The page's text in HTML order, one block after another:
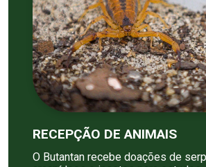
RECEPÇÃO DE ANIMAIS
O Butantan recebe doações de